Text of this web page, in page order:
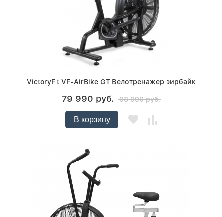
VictoryFit VF-AirBike GT Велотренажер эирбайк
79 990 руб. 98 990 руб.
В корзину